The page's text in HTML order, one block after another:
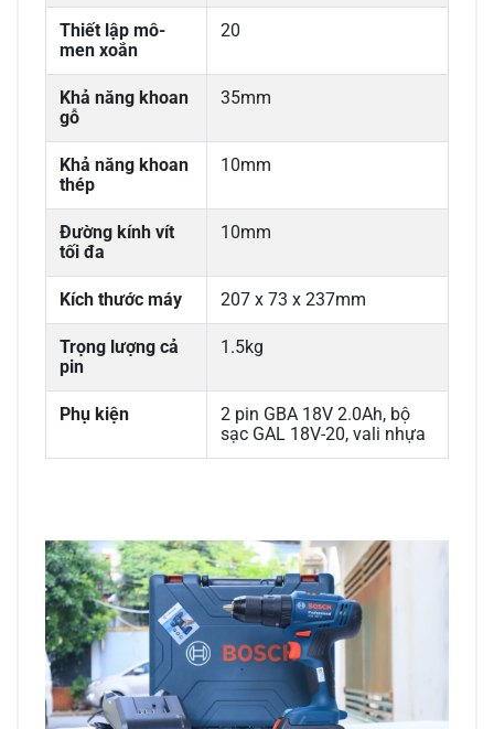
Thiết lập mô-
men xoắn
20
Khả năng khoan
gỗ
35mm
Khả năng khoan
thép
10mm
Đường kính vít
tối đa
10mm
Kích thước máy 207 x 73 x 237mm
Trọng lượng cả
pin
1.5kg
Phụ kiện
2 pin GBA 18V 2.0Ah, bộ
sạc GAL 18V-20, vali nhựa